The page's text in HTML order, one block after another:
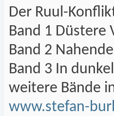
Der Ruul-
Band 1 Düstere
Band 2
Band 3 In
weitere Bände
www.stefan-